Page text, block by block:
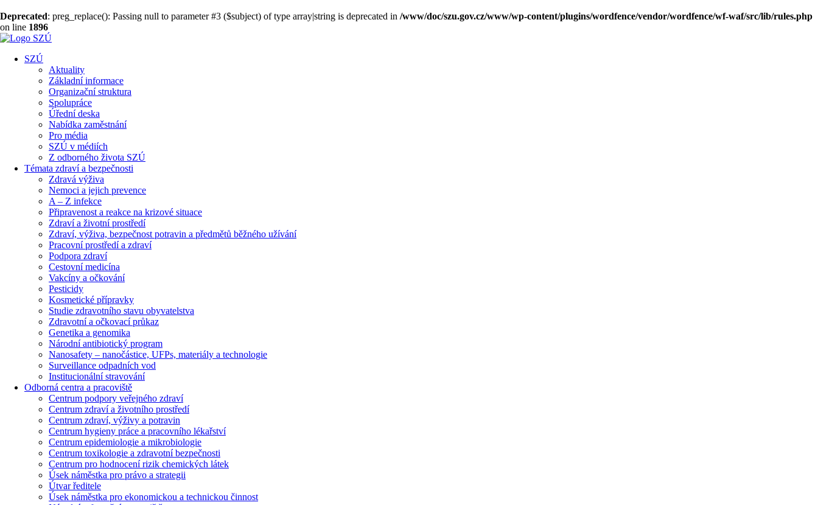
Deprecated: preg_replace(): Passing null to parameter #3 ($subject) of type array|string is deprecated in /www/doc/szu.gov.cz/www/wp-content/plugins/wordfence/vendor/wordfence/wf-waf/src/lib/rules.php
on line 1896
SZÚ
Aktuality
Základní informace
Organizační struktura
Spolupráce
Úřední deska
Nabídka zaměstnání
Pro média
SZÚ v médiích
Z odborného života SZÚ
Témata zdraví a bezpečnosti
Zdravá výživa
Nemoci a jejich prevence
A – Z infekce
Připravenost a reakce na krizové situace
Zdraví a životní prostředí
Zdraví, výživa, bezpečnost potravin a předmětů běžného užívání
Pracovní prostředí a zdraví
Podpora zdraví
Cestovní medicína
Vakcíny a očkování
Pesticidy
Kosmetické přípravky
Studie zdravotního stavu obyvatelstva
Zdravotní a očkovací průkaz
Genetika a genomika
Národní antibiotický program
Nanosafety – nanočástice, UFPs, materiály a technologie
Surveillance odpadních vod
Institucionální stravování
Odborná centra a pracoviště
Centrum podpory veřejného zdraví
Centrum zdraví a životního prostředí
Centrum zdraví, výživy a potravin
Centrum hygieny práce a pracovního lékařství
Centrum epidemiologie a mikrobiologie
Centrum toxikologie a zdravotní bezpečnosti
Centrum pro hodnocení rizik chemických látek
Úsek náměstka pro právo a strategii
Útvar ředitele
Úsek náměstka pro ekonomickou a technickou činnost